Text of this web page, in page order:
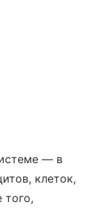
— в
клеток,